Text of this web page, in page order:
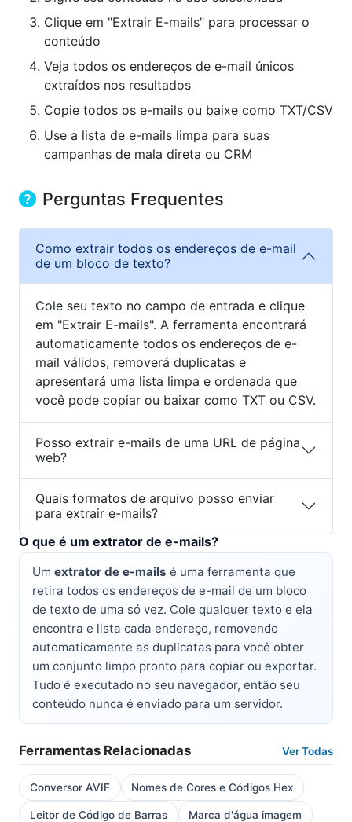
Clique em "Extrair E-mails" para processar o
conteúdo
Veja todos os endereços de e-mail únicos
extraídos nos resultados
Copie todos os e-mails ou baixe como TXT/CSV
Use a lista de e-mails limpa para suas
campanhas de mala direta ou CRM
Perguntas Frequentes
Como extrair todos os endereços de e-mail
de um bloco de texto?
Cole seu texto no campo de entrada e clique
em "Extrair E-mails". A ferramenta encontrará
automaticamente todos os endereços de e-
mail válidos, removerá duplicatas e
apresentará uma lista limpa e ordenada que
você pode copiar ou baixar como TXT ou CSV.
Posso extrair e-mails de uma URL de página
web?
Quais formatos de arquivo posso enviar
para extrair e-mails?
O que é um extrator de e-mails?
Um extrator de e-mails é uma ferramenta que
retira todos os endereços de e-mail de um bloco
de texto de uma só vez. Cole qualquer texto e ela
encontra e lista cada endereço, removendo
automaticamente as duplicatas para você obter
um conjunto limpo pronto para copiar ou exportar.
Tudo é executado no seu navegador, então seu
conteúdo nunca é enviado para um servidor.
Ferramentas Relacionadas Ver Todas
Conversor AVIF Nomes de Cores e Códigos Hex
Leitor de Código de Barras Marca d'água imagem